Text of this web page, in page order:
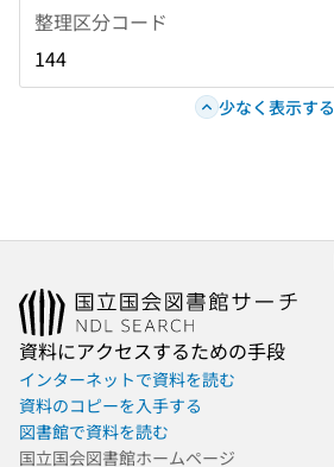
整理区分コード
144
少なく表示する
資料にアクセスするための手段
インターネットで資料を読む
資料のコピーを入手する
図書館で資料を読む
国立国会図書館ホームページ